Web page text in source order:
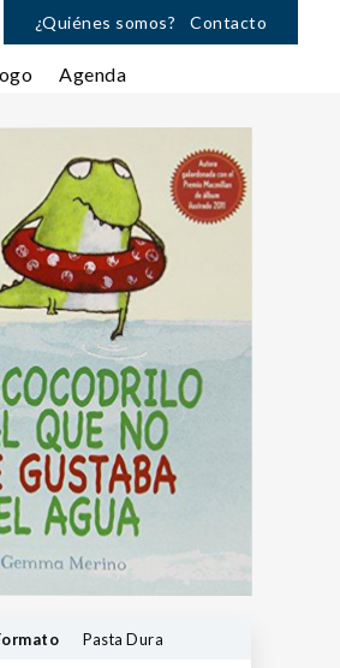
¿Quiénes somos? Contacto
Agenda
Pasta Dura